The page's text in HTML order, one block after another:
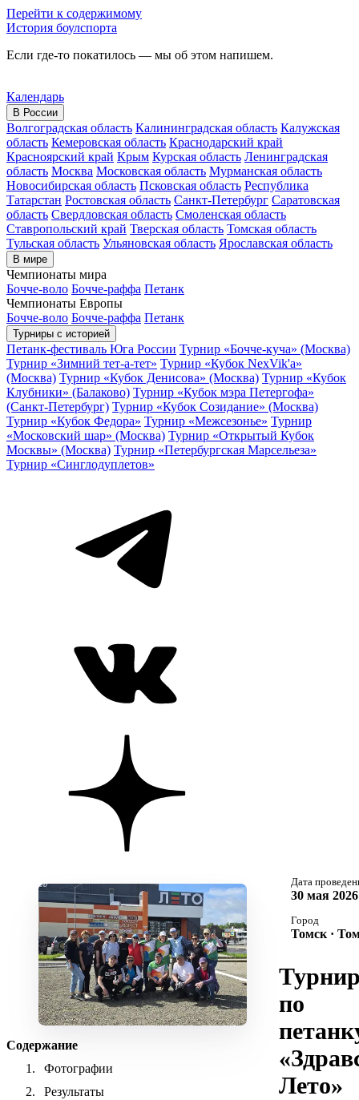
Перейти к содержимому
История боулспорта
Если где-то покатилось — мы об этом напишем.
Календарь
В России
Волгоградская область Калининградская область Калужская
область Кемеровская область Краснодарский край
Красноярский край Крым Курская область Ленинградская
область Москва Московская область Мурманская область
Новосибирская область Псковская область Республика
Татарстан Ростовская область Санкт-Петербург Саратовская
область Свердловская область Смоленская область
Ставропольский край Тверская область Томская область
Тульская область Ульяновская область Ярославская область
В мире
Чемпионаты мира
Бочче-воло Бочче-раффа Петанк
Чемпионаты Европы
Бочче-воло Бочче-раффа Петанк
Турниры с историей
Петанк-фестиваль Юга России Турнир «Бочче-куча» (Москва)
Турнир «Зимний тет-а-тет» Турнир «Кубок NexVik'a»
(Москва) Турнир «Кубок Денисова» (Москва) Турнир «Кубок
Клубники» (Балаково) Турнир «Кубок мэра Петергофа»
(Санкт-Петербург) Турнир «Кубок Созидание» (Москва)
Турнир «Кубок Федора» Турнир «Межсезонье» Турнир
«Московский шар» (Москва) Турнир «Открытый Кубок
Москвы» (Москва) Турнир «Петербургская Марсельеза»
Турнир «Синглодуплетов»
Содержание
Фотографии
Результаты
Дата
30 мая
Город
Томск ·
по
Лето»